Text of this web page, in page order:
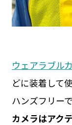
展示会
Safie Pocketシ
ウェアラブル
どに装着して
ハンズフリー
カメラはアク